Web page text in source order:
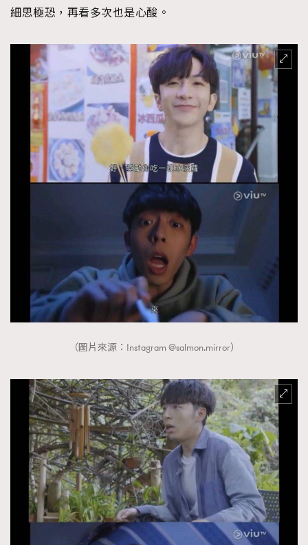
細思極恐，再看多次也是心酸。
（圖片來源：Instagram @salmon.mirror）